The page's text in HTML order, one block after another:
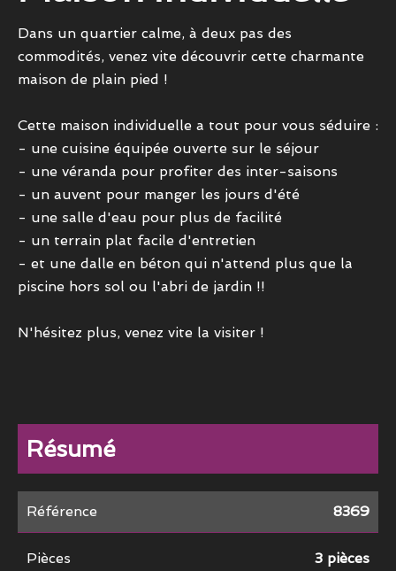
Dans un quartier calme, à deux pas des
commodités, venez vite découvrir cette charmante
maison de plain pied !
Cette maison individuelle a tout pour vous séduire :
- une cuisine équipée ouverte sur le séjour
- une véranda pour profiter des inter-saisons
- un auvent pour manger les jours d'été
- une salle d'eau pour plus de facilité
- un terrain plat facile d'entretien
- et une dalle en béton qui n'attend plus que la
piscine hors sol ou l'abri de jardin !!
N'hésitez plus, venez vite la visiter !
Résumé
Référence 8369
Pièces 3 pièces